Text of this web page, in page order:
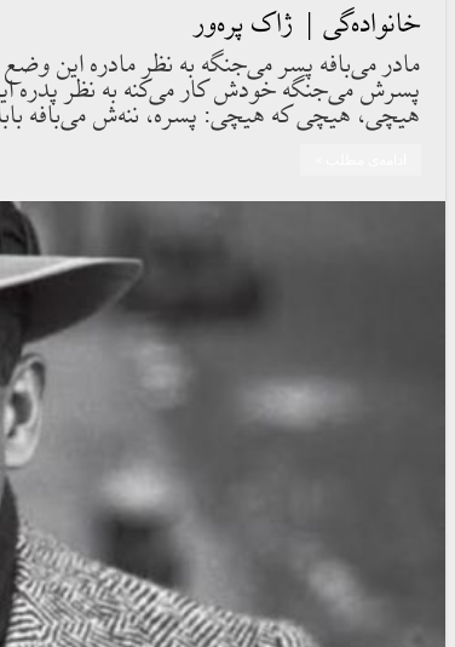
خانواده‏‌گى | ژاک پره‌ور
مادر مى‌بافه پسر مى‌جنگه به نظر مادره اين
پسرش مى‌جنگه خودش كار مى‌كنه به نظر
هيچى، هيچى كه هيچى: پسره، ننه‌ش مى‌بافه